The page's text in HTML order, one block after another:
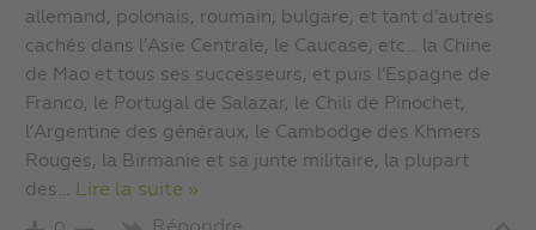
allemand, polonais, roumain, bulgare, et tant d’autres
cachés dans l’Asie Centrale, le Caucase, etc… la Chine
de Mao et tous ses successeurs, et puis l’Espagne de
Franco, le Portugal de Salazar, le Chili de Pinochet,
l’Argentine des généraux, le Cambodge des Khmers
Rouges, la Birmanie et sa junte militaire, la plupart
des… Lire la suite »